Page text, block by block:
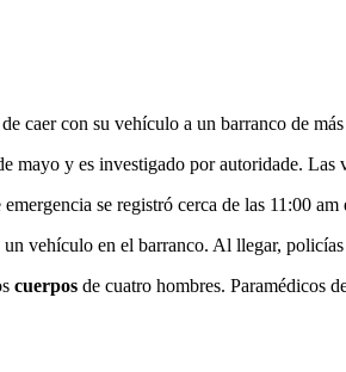
caer con su vehículo a un barranco de
mayo y es investigado por autoridade.
se registró cerca de las 11:00
vehículo en el barranco. Al llegar,
cuerpos de cuatro hombres. Paramédicos